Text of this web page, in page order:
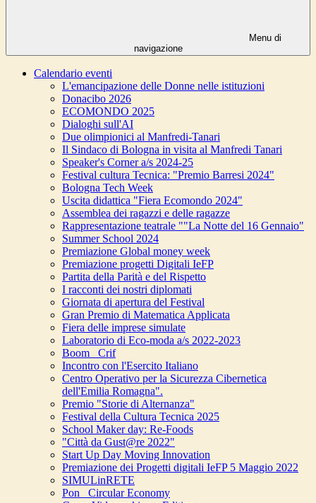
Menu di
navigazione
Calendario eventi
L'emancipazione delle Donne nelle istituzioni
Donacibo 2026
ECOMONDO 2025
Dialoghi sull'AI
Due olimpionici al Manfredi-Tanari
Il Sindaco di Bologna in visita al Manfredi Tanari
Speaker's Corner a/s 2024-25
Festival cultura Tecnica: "Premio Barresi 2024"
Bologna Tech Week
Uscita didattica "Fiera Ecomondo 2024"
Assemblea dei ragazzi e delle ragazze
Rappresentazione teatrale ""La Notte del 16 Gennaio"
Summer School 2024
Premiazione Global money week
Premiazione progetti Digitali IeFP
Partita della Parità e del Rispetto
I racconti dei nostri diplomati
Giornata di apertura del Festival
Gran Premio di Matematica Applicata
Fiera delle imprese simulate
Laboratorio di Eco-moda a/s 2022-2023
Boom_ Crif
Incontro con l'Esercito Italiano
Centro Operativo per la Sicurezza Cibernetica
dell'Emilia Romagna".
Premio "Storie di Alternanza"
Festival della Cultura Tecnica 2025
School Maker day: Re-Foods
"Città da Gust@re 2022"
Start Up Day Moving Innovation
Premiazione dei Progetti digitali IeFP 5 Maggio 2022
SIMULinRETE
Pon_ Circular Economy